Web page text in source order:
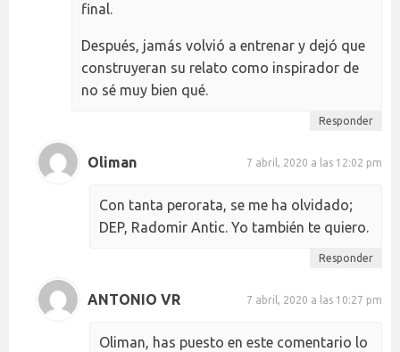
final.
Después, jamás volvió a entrenar y dejó que
construyeran su relato como inspirador de
no sé muy bien qué.
Responder
Oliman 7 abril, 2020 a las 12:02 pm
Con tanta perorata, se me ha olvidado;
DEP, Radomir Antic. Yo también te quiero.
Responder
ANTONIO VR 7 abril, 2020 a las 10:27 pm
Oliman, has puesto en este comentario lo